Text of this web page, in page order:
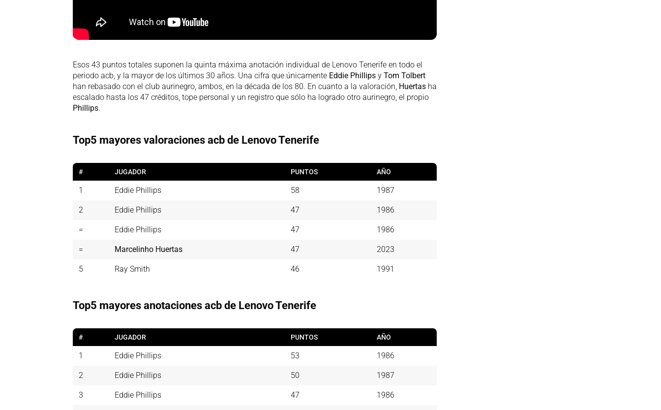
Esos 43 puntos totales suponen la quinta máxima anotación individual de Lenovo Tenerife en todo el
periodo acb, y la mayor de los últimos 30 años. Una cifra que únicamente Eddie Phillips y Tom Tolbert
han rebasado con el club aurinegro, ambos, en la década de los 80. En cuanto a la valoración, Huertas ha
escalado hasta los 47 créditos, tope personal y un registro que sólo ha logrado otro aurinegro, el propio
Phillips.
Top5 mayores valoraciones acb de Lenovo Tenerife
# JUGADOR PUNTOS AÑO
1 Eddie Phillips 58 1987
2 Eddie Phillips 47 1986
= Eddie Phillips 47 1986
= Marcelinho Huertas 47 2023
5 Ray Smith 46 1991
Top5 mayores anotaciones acb de Lenovo Tenerife
# JUGADOR PUNTOS AÑO
1 Eddie Phillips 53 1986
2 Eddie Phillips 50 1987
3 Eddie Phillips 47 1986